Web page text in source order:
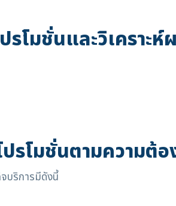
รโมชั่นและวิเคราะ
รโมชั่นตามความต้
บริการมีดังนี้